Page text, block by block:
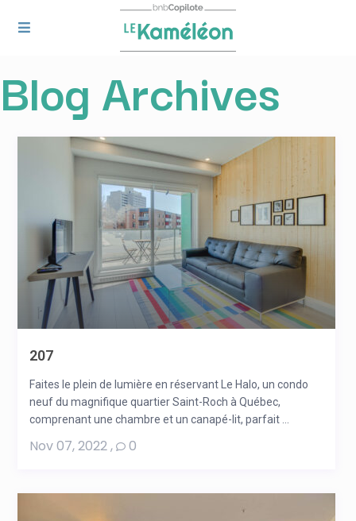
Blog Archives
207
Faites le plein de lumière en réservant Le Halo, un condo
neuf du magnifique quartier Saint-Roch à Québec,
comprenant une chambre et un canapé-lit, parfait ...
Nov 07, 2022, 0